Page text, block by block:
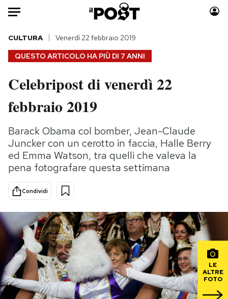
Auto
HOME
Italia
Politica
Tecnologia
Internet
Scienza
Cultura
Economia
Moda
Storie/Idee
Ok Boomer!
Media
Europa
PODCAST
NEWSLETTER
QUESTO ARTICOLO HA PIÙ DI 7 ANNI
CULTURA Venerdì 22 febbraio 2019
Celebripost di venerdì 22
febbraio 2019
Barack Obama col bomber, Jean-Claude
Juncker con un cerotto in faccia, Halle Berry
ed Emma Watson, tra quelli che valeva la
pena fotografare questa settimana
Condividi
LE
ALTRE
FOTO